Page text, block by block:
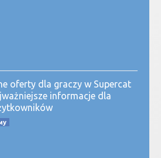
oferty dla graczy w Supercat
informacje dla